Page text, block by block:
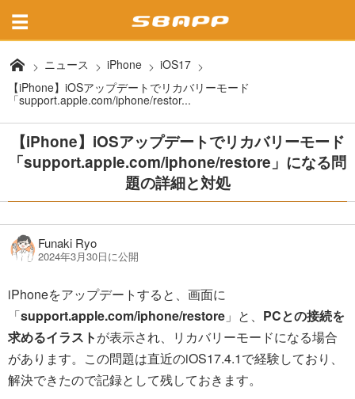
ニュース iPhone
iOS17
【iPhone】iOSアップデートでリカバリーモード
「support.apple.com/iphone/restor...
【iPhone】iOSアップデートでリカバリーモード
「support.apple.com/iphone/restore」になる問
題の詳細と対処
Funaki Ryo
2024年3月30日に公開
iPhoneをアップデートすると、画面に
「support.apple.com/iphone/restore 」と、 PCとの接続を
求めるイラストが表示され、リカバリーモードになる場合
があります。この問題は直近のiOS17.4.1で経験しており、
解決できたので記録として残しておきます。